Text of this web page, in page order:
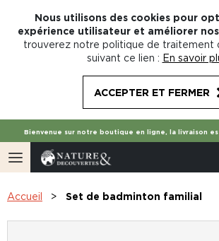
Nous utilisons des cookies pour
expérience utilisateur et améliorer
trouverez notre politique de traitement
suivant ce lien : En savoir
ACCEPTER ET FERMER
Bienvenue sur notre boutique en ligne, la livraison
Accueil Set de badminton familial